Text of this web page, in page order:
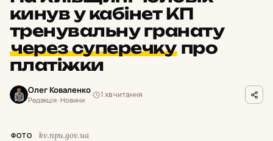
кинув у кабінет КП
тренувальну гранату
через суперечку про
платіжки
Олег Коваленко
Редакція · Новини
1 хв читання
ФОТО kv.npu.gov.ua